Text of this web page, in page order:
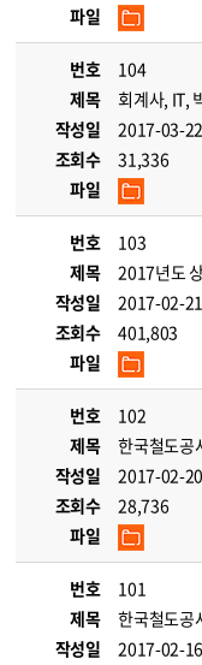
파일
번호
104
제목
회계사, IT,
작성일
2017-03-22
조회수
31,336
파일
번호
103
제목
2017년도
작성일
2017-02-21
조회수
401,803
파일
번호
102
제목
한국철도공
작성일
2017-02-20
조회수
28,736
파일
번호
101
제목
한국철도공
작성일
2017-02-16